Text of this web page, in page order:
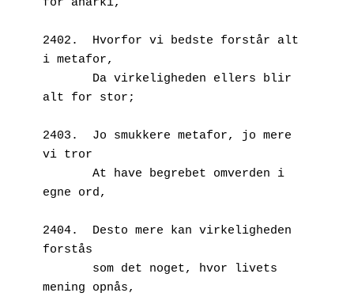
for anarki,
2402.  Hvorfor vi bedste forstår alt
i metafor,
alt for stor;
2403.  Jo smukkere metafor, jo mere
vi tror
egne ord,
2404.  Desto mere kan virkeligheden
forstås
mening opnås,